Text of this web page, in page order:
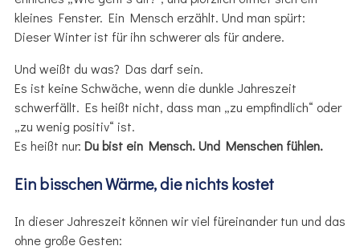
kleines Fenster. Ein Mensch erzählt. Und man spürt:
Dieser Winter ist für ihn schwerer als für andere.
Und weißt du was? Das darf sein.
Es ist keine Schwäche, wenn die dunkle Jahreszeit
schwerfällt. Es heißt nicht, dass man „zu empfindlich“ oder
„zu wenig positiv“ ist.
Es heißt nur: Du bist ein Mensch. Und Menschen fühlen.
Ein bisschen Wärme, die nichts kostet
In dieser Jahreszeit können wir viel füreinander tun und das
ohne große Gesten: